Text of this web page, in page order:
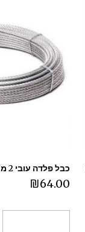
כבל פלדה עובי 2 מ"מ אורך 50 מטר
₪64.00